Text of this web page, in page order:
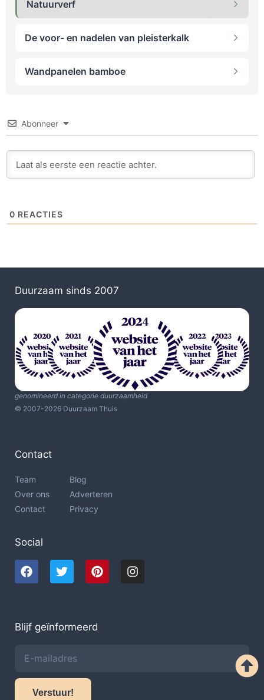
Natuurverf
De voor- en nadelen van pleisterkalk
Wandpanelen bamboe
Abonneer
0 REACTIES
Duurzaam sinds 2007
genomineerd in categorie duurzaamheid
© 2007-2026 Duurzaam Thuis
Contact
Team
Over ons
Contact
Blog
Adverteren
Privacy
Social
Blijf geïnformeerd
Verstuur!